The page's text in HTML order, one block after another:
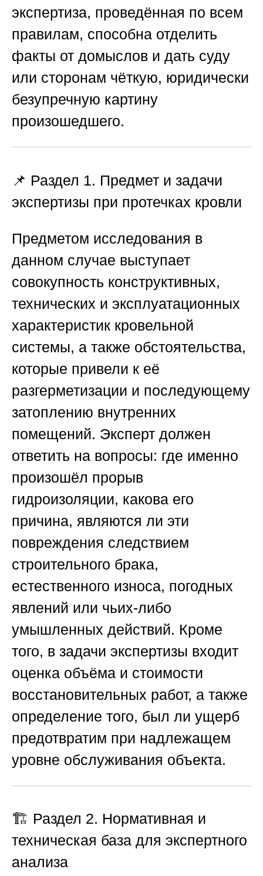
экспертиза, проведённая по всем
правилам, способна отделить
факты от домыслов и дать суду
или сторонам чёткую, юридически
безупречную картину
произошедшего.
📌 Раздел 1. Предмет и задачи
экспертизы при протечках кровли
Предметом исследования в
данном случае выступает
совокупность конструктивных,
технических и эксплуатационных
характеристик кровельной
системы, а также обстоятельства,
которые привели к её
разгерметизации и последующему
затоплению внутренних
помещений. Эксперт должен
ответить на вопросы: где именно
произошёл прорыв
гидроизоляции, какова его
причина, являются ли эти
повреждения следствием
строительного брака,
естественного износа, погодных
явлений или чьих-либо
умышленных действий. Кроме
того, в задачи экспертизы входит
оценка объёма и стоимости
восстановительных работ, а также
определение того, был ли ущерб
предотвратим при надлежащем
уровне обслуживания объекта.
🏗️ Раздел 2. Нормативная и
техническая база для экспертного
анализа